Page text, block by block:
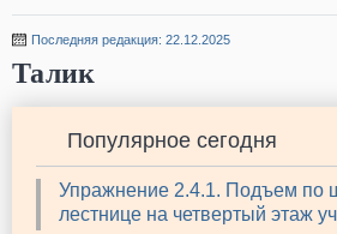
Последняя редакция: 22.12.2025
Талик
Популярное сегодня
Упражнение 2.4.1. Подъем по
лестнице на четвертый этаж